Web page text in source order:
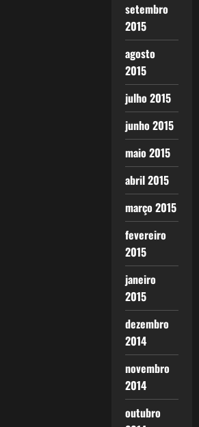
setembro
2015
agosto
2015
julho 2015
junho 2015
maio 2015
abril 2015
março 2015
fevereiro
2015
janeiro
2015
dezembro
2014
novembro
2014
outubro